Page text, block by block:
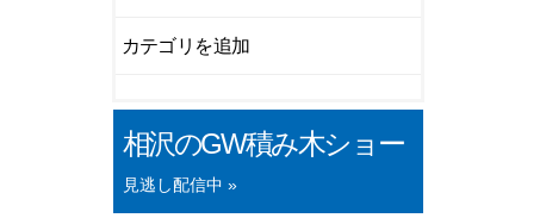
カテゴリを追加
相沢のGW積み木ショー
見逃し配信中 »